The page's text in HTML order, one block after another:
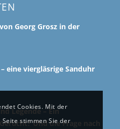
Georg Grosz in der
eine viergläsrige Sanduhr
Legende – Ein
Und die Frage nach
Cookies. Mit der
stimmen Sie der